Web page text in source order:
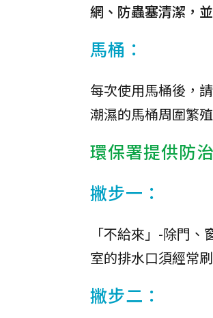
網、防蟲塞清潔，
馬桶：
每次使用馬桶後，
潮濕的馬桶周圍繁殖
環保署提供防
撇步一：
「不給來」-除門
室的排水口須經常
撇步二：